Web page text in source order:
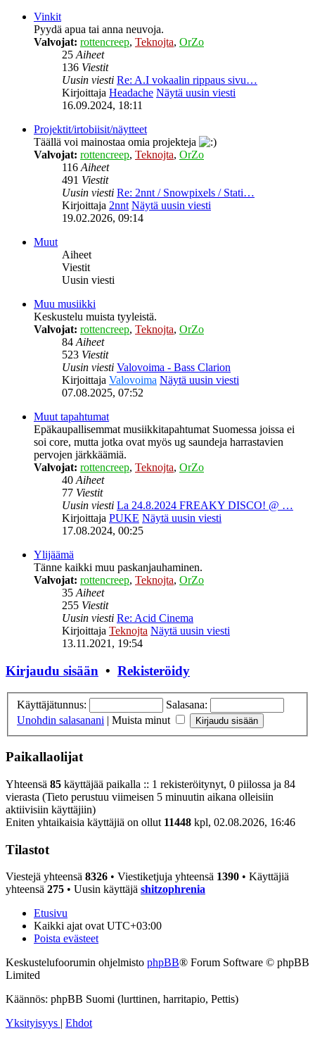
Vinkit
Pyydä apua tai anna neuvoja.
Valvojat: rottencreep, Teknojta, OrZo
25Aiheet
136 Viestit
Uusin viesti Re: A.I vokaalin rippaus sivu…
Kirjoittaja Headache Näytä uusin viesti
16.09.2024, 18:11
Projektit/irtobiisit/näytteet
Täällä voi mainostaa omia projekteja
Valvojat: rottencreep, Teknojta, OrZo
116Aiheet
491 Viestit
Uusin viesti Re: 2nnt / Snowpixels / Stati…
Kirjoittaja 2nnt Näytä uusin viesti
19.02.2026, 09:14
Muut
Aiheet
Viestit
Uusin viesti
Muu musiikki
Keskustelu muista tyyleistä.
Valvojat: rottencreep, Teknojta, OrZo
84Aiheet
523 Viestit
Uusin viesti Valovoima - Bass Clarion
Kirjoittaja Valovoima Näytä uusin viesti
07.08.2025, 07:52
Muut tapahtumat
Epäkaupallisemmat musiikkitapahtumat Suomessa joissa ei
soi core, mutta jotka ovat myös ug saundeja harrastavien
pervojen järkkäämiä.
Valvojat: rottencreep, Teknojta, OrZo
40Aiheet
77 Viestit
Uusin viesti La 24.8.2024 FREAKY DISCO! @ …
Kirjoittaja PUKE Näytä uusin viesti
17.08.2024, 00:25
Ylijäämä
Tänne kaikki muu paskanjauhaminen.
Valvojat: rottencreep, Teknojta, OrZo
35Aiheet
255 Viestit
Uusin viesti Re: Acid Cinema
Kirjoittaja Teknojta Näytä uusin viesti
13.11.2021, 19:54
Kirjaudu sisään • Rekisteröidy
Käyttäjätunnus:
Salasana:
Unohdin salasanani | Muista minut
Paikallaolijat
Yhteensä 85 käyttäjää paikalla :: 1 rekisteröitynyt, 0 piilossa ja 84
vierasta (Tieto perustuu viimeisen 5 minuutin aikana olleisiin
aktiivisiin käyttäjiin)
Eniten yhtaikaisia käyttäjiä on ollut 11448 kpl, 02.08.2026, 16:46
Tilastot
Viestejä yhteensä 8326 • Viestiketjuja yhteensä 1390 • Käyttäjiä
yhteensä 275 • Uusin käyttäjä shitzophrenia
Etusivu
Kaikki ajat ovat UTC+03:00
Poista evästeet
Keskustelufoorumin ohjelmisto phpBB® Forum Software © phpBB
Limited
Käännös: phpBB Suomi (lurttinen, harritapio, Pettis)
Yksityisyys | Ehdot